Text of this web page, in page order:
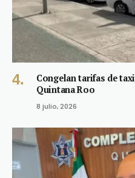
Congelan tarifas de
Quintana Roo
8 julio, 2026